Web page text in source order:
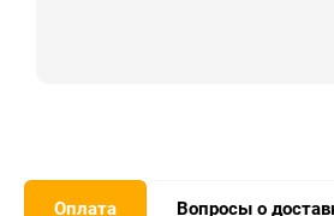
Оплата Вопросы о